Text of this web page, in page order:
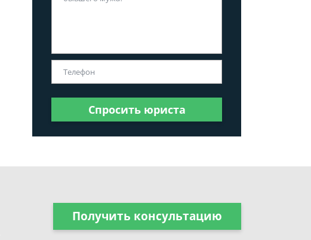
Спросить юриста
Получить консультацию